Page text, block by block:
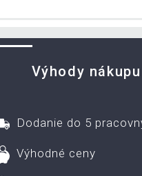
Výhody nákupu
Dodanie do 5
Výhodné ceny